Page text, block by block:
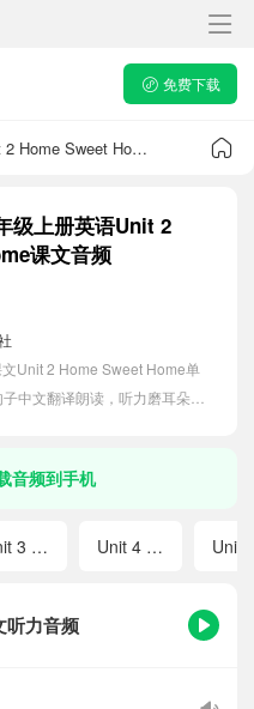
免费下载
人教新目标版八年级上册Unit 2 Home Sweet Home课文音频
级上册英语Unit 2
课文音频
Home单
中文翻译朗读，听力磨耳朵等
音频到手机
听力音频
Unit 3 Same or Different? Unit 4 Amazing Plants and Animals